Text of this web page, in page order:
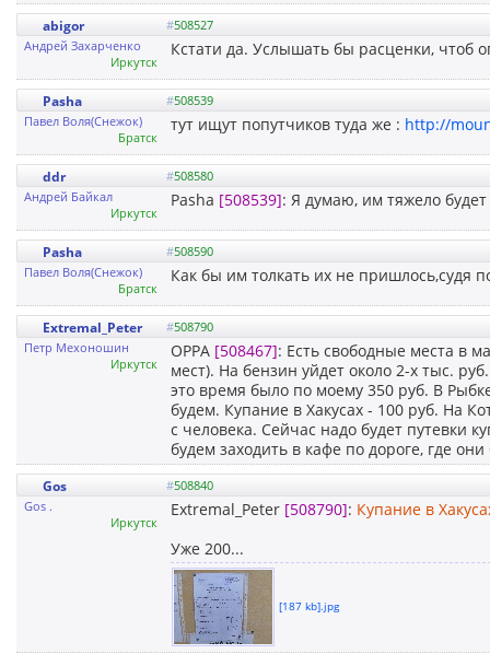
abigor #508527
Андрей Захарченко
Иркутск
Кстати да. Услышать бы расценки, чтоб
Pasha #508539
Павел Воля(Снежок)
Братск
тут ищут попутчиков туда же : http://
ddr #508580
Андрей Байкал
Иркутск
Pasha [508539]: Я думаю, им тяжело
Pasha #508590
Павел Воля(Снежок)
Братск
Как бы им толкать их не пришлось,судя
Extremal_Peter #508790
Петр Мехоношин
Иркутск
OPPA [508467]: Есть свободные места в
мест). На бензин уйдет около 2-х тыс.
это время было по моему 350 руб. В
будем. Купание в Хакусах - 100 руб. На
с человека. Сейчас надо будет путевки
будем заходить в кафе по дороге, где они
Gos #508840
Gos .
Иркутск
Extremal_Peter [508790]: Купание в
Уже 200...
[187 kb].jpg